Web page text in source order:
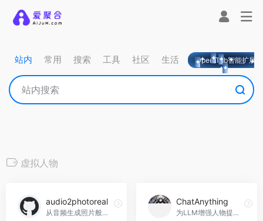
站内 常用 搜索 工具 社区 生活 OpeniTab智能扩展
虚拟人物
audio2photoreal
从音频生成照片般逼真的人类avatar，audio2photoreal官网入口网址
ChatAnything
为LLM增强人物提供视频聊天，ChatAnything官网入口网址